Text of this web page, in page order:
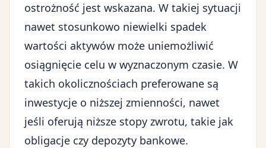
ostrożność jest wskazana. W takiej sytuacji
nawet stosunkowo niewielki spadek
wartości aktywów może uniemożliwić
osiągnięcie celu w wyznaczonym czasie. W
takich okolicznościach preferowane są
inwestycje o niższej zmienności, nawet
jeśli oferują niższe stopy zwrotu, takie jak
obligacje czy depozyty bankowe.